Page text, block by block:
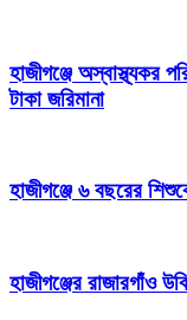
হাজীগঞ্জে অস্বাস্থ্যকর
টাকা জরিমানা
হাজীগঞ্জে ৬ বছরের
হাজীগঞ্জের রাজারগাঁও